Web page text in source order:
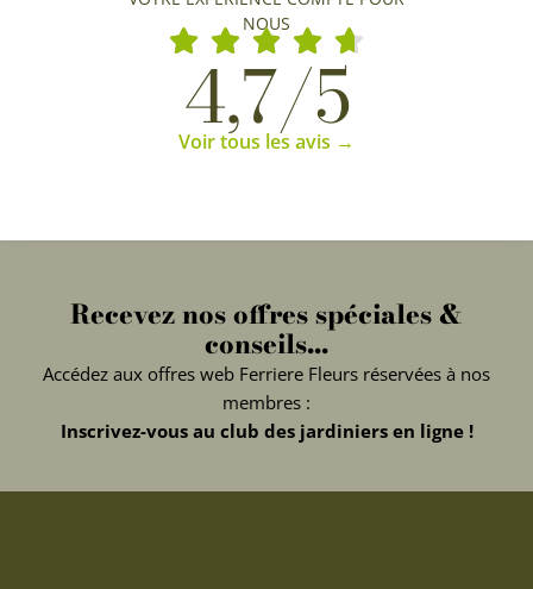
NOUS
4,7/5
Voir tous les avis →
Recevez nos offres spéciales &
conseils...
Accédez aux offres web Ferriere Fleurs réservées à nos
membres :
Inscrivez-vous au club des jardiniers en ligne !